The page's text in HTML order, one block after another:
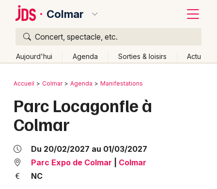
Colmar
Concert, spectacle, etc.
Aujourd'hui Agenda Sorties & loisirs Actu
Publier un événement
Grands événements
Activité & Expérience
Bordeaux
Colmar
Lyon
Marseille
Retour
Accueil Colmar Agenda Manifestations
Parc Locagonfle à
Colmar
Du 20/02/2027 au 01/03/2027
Parc Expo de Colmar
Colmar
NC
Quoi ?
Où ?
Près de moi
Changer de lieu
Quand ?
Aujourd'hui
Demain Ce week-end Autre